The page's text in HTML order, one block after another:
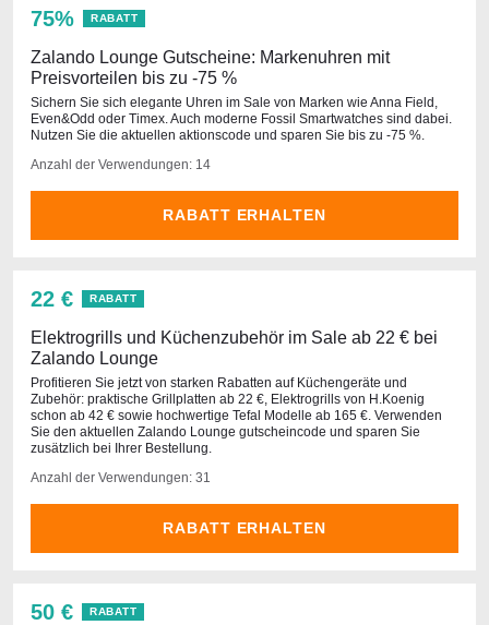
75% RABATT
Zalando Lounge Gutscheine: Markenuhren mit
Preisvorteilen bis zu -75 %
Sichern Sie sich elegante Uhren im Sale von Marken wie Anna Field,
Even&Odd oder Timex. Auch moderne Fossil Smartwatches sind dabei.
Nutzen Sie die aktuellen aktionscode und sparen Sie bis zu -75 %.
Anzahl der Verwendungen: 14
RABATT ERHALTEN
22 € RABATT
Elektrogrills und Küchenzubehör im Sale ab 22 € bei
Zalando Lounge
Profitieren Sie jetzt von starken Rabatten auf Küchengeräte und
Zubehör: praktische Grillplatten ab 22 €, Elektrogrills von H.Koenig
schon ab 42 € sowie hochwertige Tefal Modelle ab 165 €. Verwenden
Sie den aktuellen Zalando Lounge gutscheincode und sparen Sie
zusätzlich bei Ihrer Bestellung.
Anzahl der Verwendungen: 31
RABATT ERHALTEN
50 € RABATT